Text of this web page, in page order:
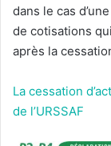
dans le cas
de cotisations
après la
La cessation
de l’URSSAF